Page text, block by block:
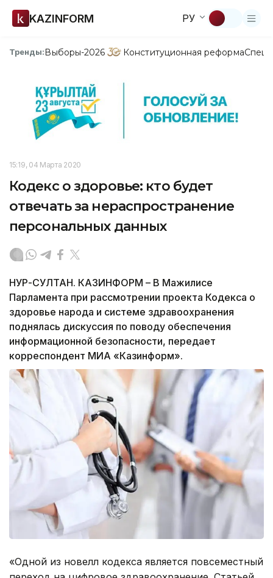
KAZINFORM РУ
Тренды:Выборы-2026 Конституционная реформа
15:19, 04 Марта 2020
Кодекс о здоровье: кто будет
отвечать за нераспространение
персональных данных
НУР-СУЛТАН. КАЗИНФОРМ – В Мажилисе
Парламента при рассмотрении проекта Кодекса о
здоровье народа и системе здравоохранения
поднялась дискуссия по поводу обеспечения
информационной безопасности, передает
корреспондент МИА «Казинформ».
«Одной из новелл кодекса является повсеместный